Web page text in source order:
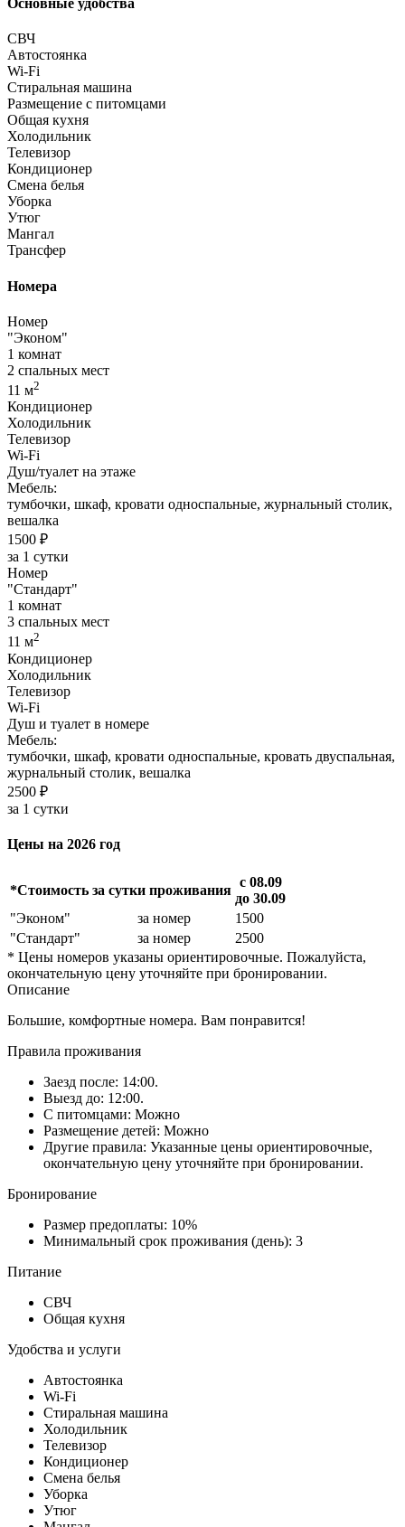
Основные удобства
СВЧ
Автостоянка
Wi-Fi
Стиральная машина
Размещение с питомцами
Общая кухня
Холодильник
Телевизор
Кондиционер
Смена белья
Уборка
Утюг
Мангал
Трансфер
Номера
Номер
"Эконом"
1 комнат
2 спальных мест
11 м2
Кондиционер
Холодильник
Телевизор
Wi-Fi
Душ/туалет на этаже
Мебель:
тумбочки, шкаф, кровати односпальные, журнальный столик,
вешалка
1500 ₽
за 1 сутки
Номер
"Стандарт"
1 комнат
3 спальных мест
11 м2
Кондиционер
Холодильник
Телевизор
Wi-Fi
Душ и туалет в номере
Мебель:
тумбочки, шкаф, кровати односпальные, кровать двуспальная,
журнальный столик, вешалка
2500 ₽
за 1 сутки
Цены на 2026 год
*Стоимость за сутки проживания
с 08.09
до 30.09
"Эконом"
за номер
1500
"Стандарт"
за номер
2500
* Цены номеров указаны ориентировочные. Пожалуйста,
окончательную цену уточняйте при бронировании.
Описание
Большие, комфортные номера. Вам понравится!
Правила проживания
Заезд после: 14:00.
Выезд до: 12:00.
С питомцами: Можно
Размещение детей: Можно
Другие правила: Указанные цены ориентировочные,
окончательную цену уточняйте при бронировании.
Бронирование
Размер предоплаты: 10%
Минимальный срок проживания (день): 3
Питание
СВЧ
Общая кухня
Удобства и услуги
Автостоянка
Wi-Fi
Стиральная машина
Холодильник
Телевизор
Кондиционер
Смена белья
Уборка
Утюг